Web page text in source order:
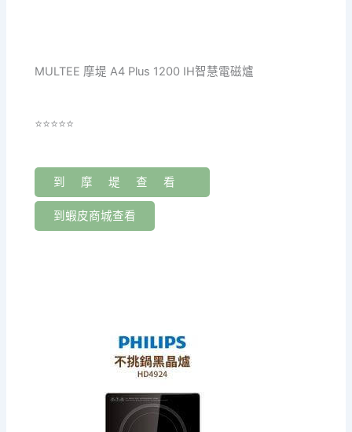
MULTEE 摩堤 A4 Plus 1200 IH智慧電磁爐
⭐⭐⭐⭐⭐
到摩堤查看
到蝦皮商城查看